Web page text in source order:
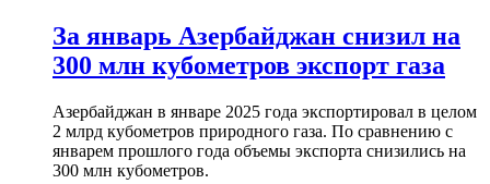
За январь Азербайджан снизил на
300 млн кубометров экспорт газа
Азербайджан в январе 2025 года экспортировал в целом
2 млрд кубометров природного газа. По сравнению с
январем прошлого года объемы экспорта снизились на
300 млн кубометров.